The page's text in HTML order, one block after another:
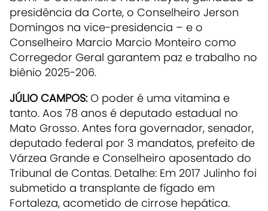
presidência da Corte, o Conselheiro Jerson
Domingos na vice-presidencia – e o
Conselheiro Marcio Marcio Monteiro como
Corregedor Geral garantem paz e trabalho no
biênio 2025-206.
JÚLIO CAMPOS:O poder é uma vitamina e
tanto. Aos 78 anos é deputado estadual no
Mato Grosso. Antes fora governador, senador,
deputado federal por 3 mandatos, prefeito de
Várzea Grande e Conselheiro aposentado do
Tribunal de Contas. Detalhe: Em 2017 Julinho foi
submetido a transplante de fígado em
Fortaleza, acometido de cirrose hepática.